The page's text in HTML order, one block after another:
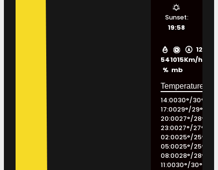
54
%
1015
mb
12
Km/h
Sunset:
19:58
14:0030°/30°
17:0029°/29°
20:0027°/28°
23:0027°/27°
02:0025°/25°
05:0025°/25°
08:0028°/28°
11:0030°/30°